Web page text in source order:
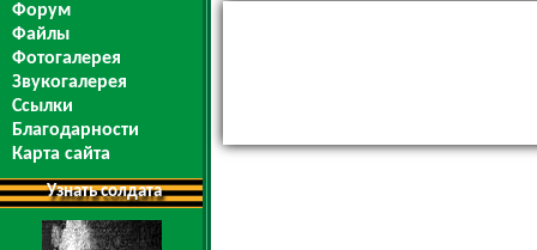
Форум
Файлы
Фотогалерея
Звукогалерея
Ссылки
Благодарности
Карта сайта
Узнать солдата